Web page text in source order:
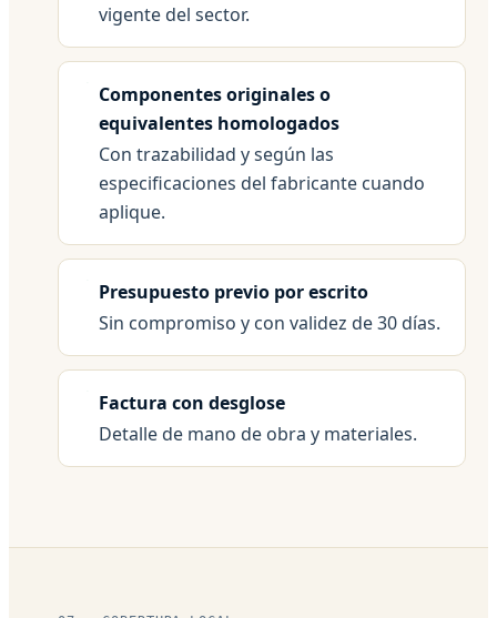
vigente del sector.
Componentes originales o
equivalentes homologados
Con trazabilidad y según las
especificaciones del fabricante cuando
aplique.
Presupuesto previo por escrito
Sin compromiso y con validez de 30 días.
Factura con desglose
Detalle de mano de obra y materiales.